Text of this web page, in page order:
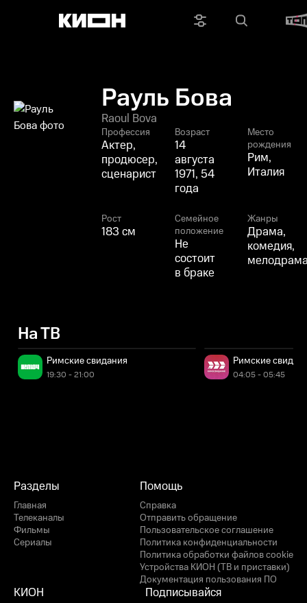
Рауль Бова
Raoul Bova
Профессия
Актер,
продюсер,
сценарист
Возраст
14
августа
1971, 54
года
Место
рождения
Рим,
Италия
Рост
183 см
Семейное
положение
Не
состоит
в браке
Жанры
Драма,
комедия,
На ТВ
Римские свидания
19:30 - 21:00
Римские
04:05 - 05:45
Разделы
Главная
Телеканалы
Фильмы
Сериалы
Помощь
Справка
Отправить обращение
Пользовательское соглашение
Политика конфиденциальности
Политика обработки файлов cookie
Устройства КИОН (ТВ и приставки)
Документация пользования ПО
КИОН Подписывайся